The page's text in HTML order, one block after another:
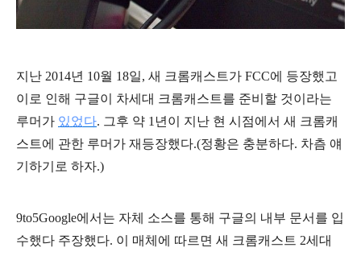
지난 2014년 10월 18일, 새 크롬캐스트가 FCC에 등장했고
이로 인해 구글이 차세대 크롬캐스트를 준비할 것이라는
루머가 있었다. 그후 약 1년이 지난 현 시점에서 새 크롬캐
스트에 관한 루머가 재등장했다.(정황은 충분하다. 차츰 얘
기하기로 하자.)
9to5Google에서는 자체 소스를 통해 구글의 내부 문서를 입
수했다 주장했다. 이 매체에 따르면 새 크롬캐스트 2세대